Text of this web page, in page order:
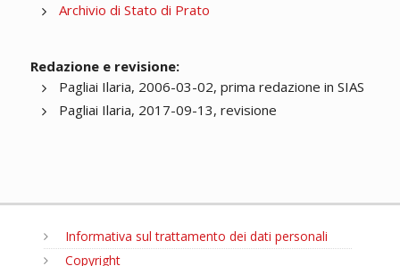
Archivio di Stato di Prato
Redazione e revisione:
Pagliai Ilaria, 2006-03-02, prima redazione in SIAS
Pagliai Ilaria, 2017-09-13, revisione
Informativa sul trattamento dei dati personali
Copyright